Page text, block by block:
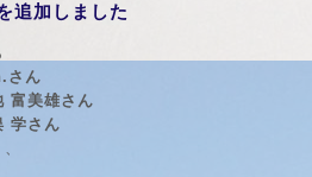
追加しました
さん
富美雄さん
学さん